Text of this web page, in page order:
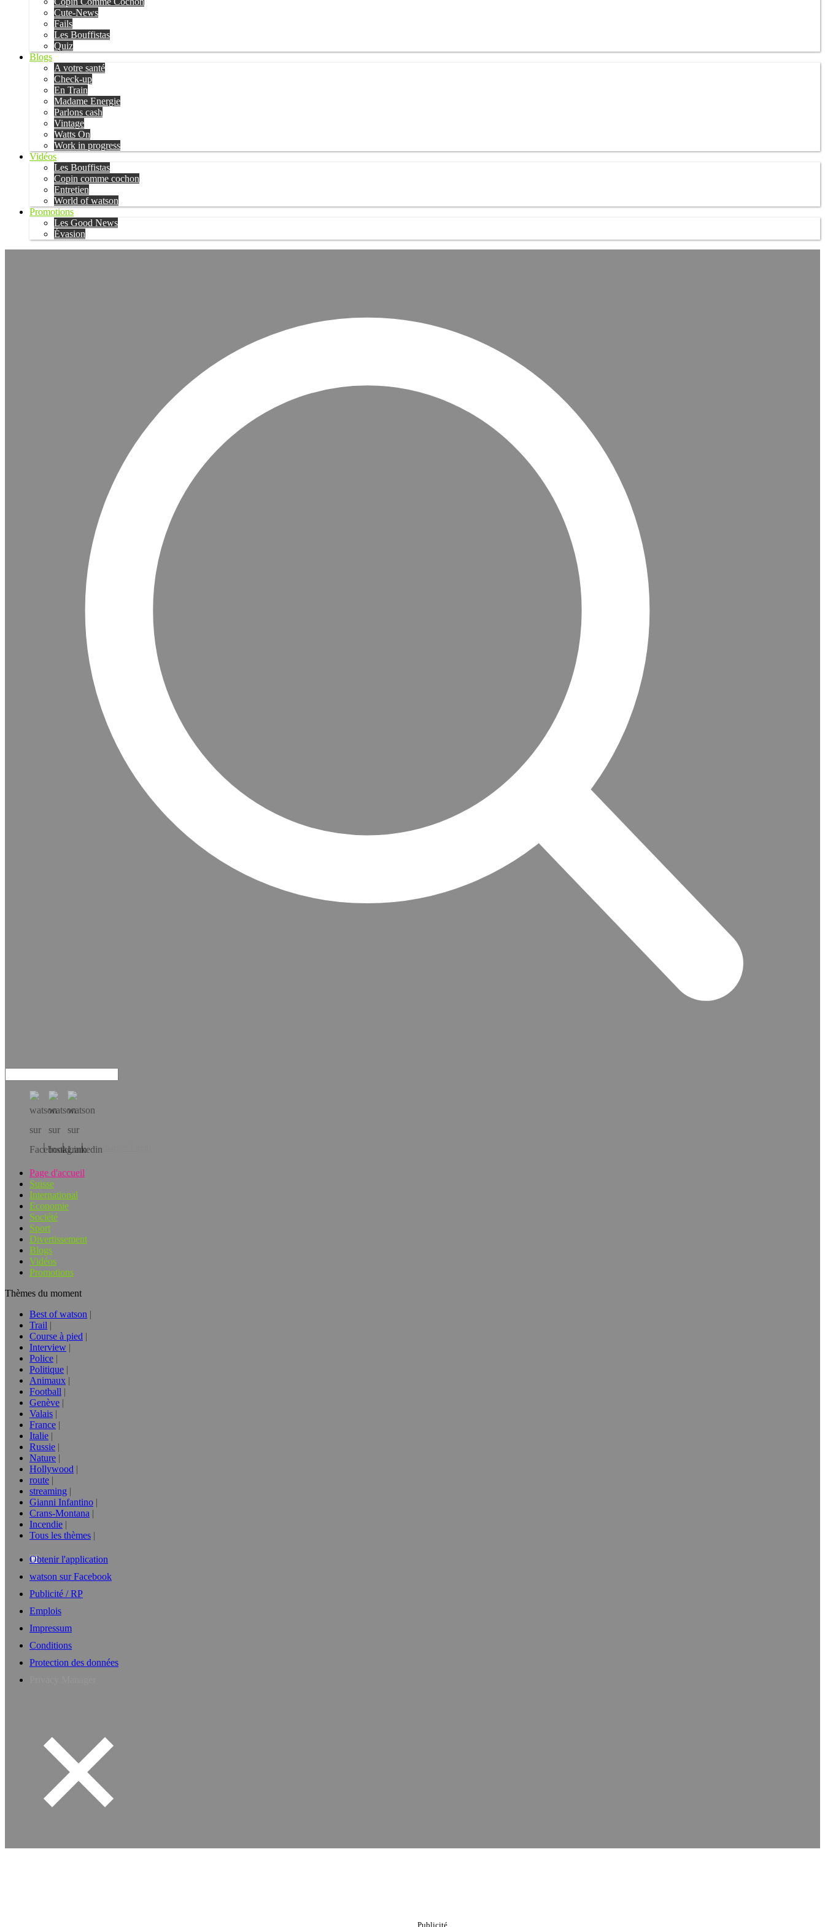
Cute-News
Fails
Les Bouffistas
Quiz
Blogs
A votre santé
Check-up
En Train
Madame Energie
Parlons cash
Vintage
Watts On
Work in progress
Vidéos
Les Bouffistas
Copin comme cochon
Entretien
World of watson
Promotions
Les Good News
Évasion
Téléchargez l’app!
Page d'accueil
Suisse
International
Economie
Société
Sport
Divertissement
Blogs
Vidéos
Promotions
Thèmes du moment
Best of watson
Trail
Course à pied
Interview
Police
Politique
Animaux
Football
Genève
Valais
France
Italie
Russie
Nature
Hollywood
route
streaming
Gianni Infantino
Crans-Montana
Incendie
Tous les thèmes
Obtenir l'application
watson sur Facebook
Publicité / RP
Emplois
Impressum
Conditions
Protection des données